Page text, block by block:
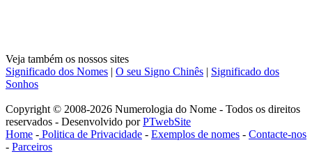
Veja também os nossos sites
Significado dos Nomes
O seu Signo Chinês
Significado dos
Sonhos
Copyright © 2008-2026 Numerologia do Nome - Todos os direitos
reservados - Desenvolvido porPTwebSite
Home - Politica de Privacidade - Exemplos de nomes - Contacte-nos
- Parceiros